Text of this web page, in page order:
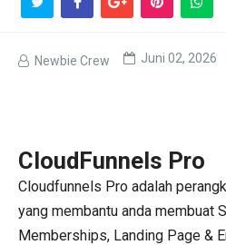
Newbie Crew Juni 02, 2026
CloudFunnels Pro
Cloudfunnels Pro adalah
yang membantu anda membuat
Memberships, Landing Page &